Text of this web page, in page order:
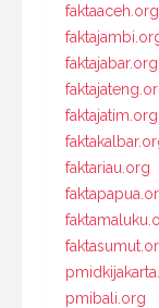
faktaaceh.org
faktajabar.org
faktajatim.org
faktariau.org
pmibali.org